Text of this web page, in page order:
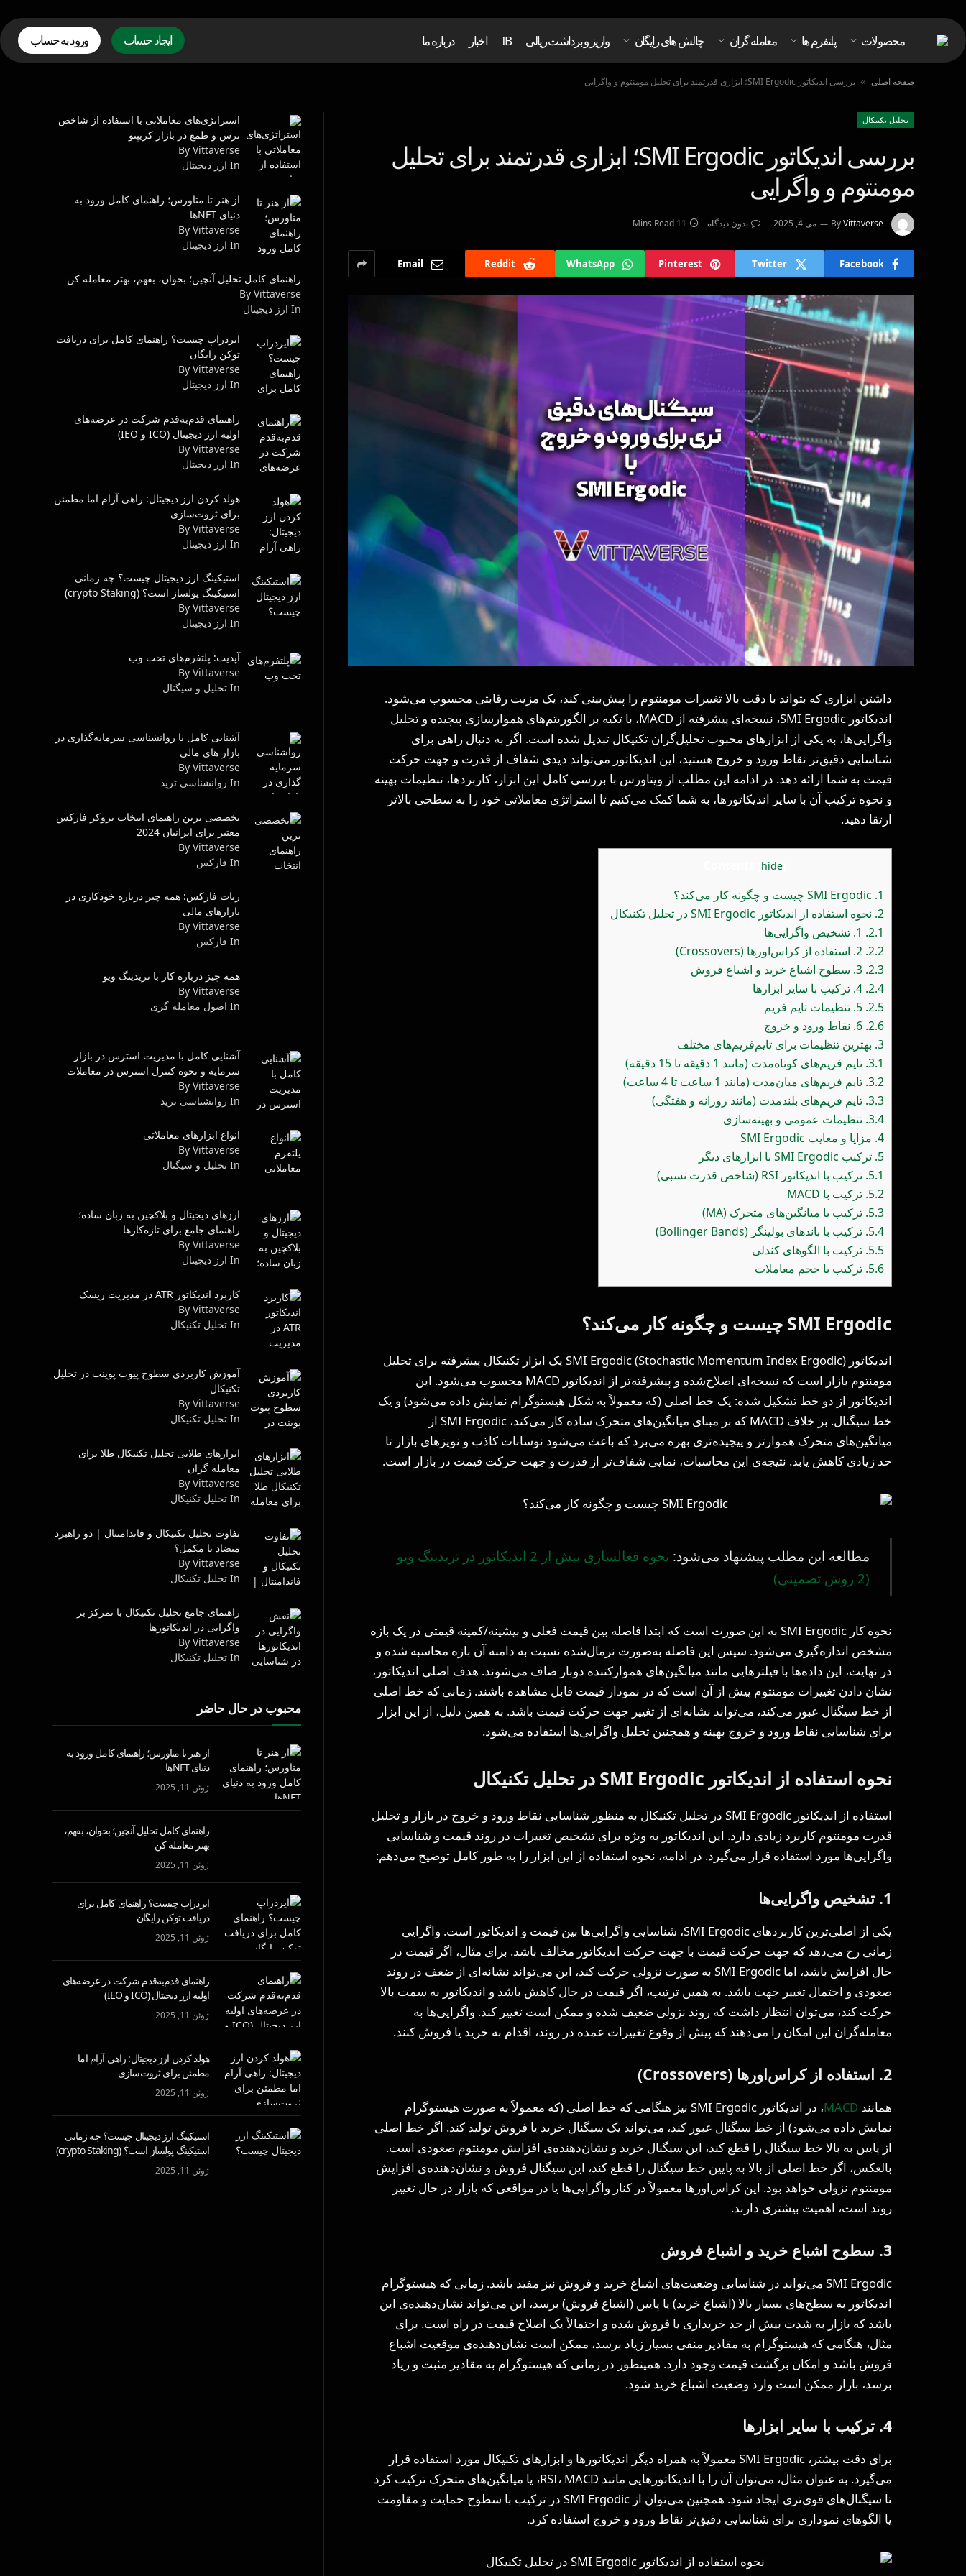
محصولات پلتفرم ها معامله گران چالش های رایگان واریز و برداشت ریالی IB اخبار درباره ما ایجاد حساب ورود به حساب
صفحه اصلی » بررسی اندیکاتور SMI Ergodic؛ ابزاری قدرتمند برای تحلیل مومنتوم و واگرایی
تحليل تكنيكال
بررسی اندیکاتور SMI Ergodic؛ ابزاری قدرتمند برای تحلیل
مومنتوم و واگرایی
ByVittaverse می 4, 2025 بدون دیدگاه 11 Mins Read
Facebook
Twitter
Pinterest
WhatsApp
Reddit
Email
داشتن ابزاری که بتواند با دقت بالا تغییرات مومنتوم را پیش‌بینی کند، یک مزیت رقابتی محسوب می‌شود.
اندیکاتور SMI Ergodic، نسخه‌ای پیشرفته از MACD، با تکیه بر الگوریتم‌های هموارسازی پیچیده و تحلیل
واگرایی‌ها، به یکی از ابزارهای محبوب تحلیل‌گران تکنیکال تبدیل شده است. اگر به دنبال راهی برای
شناسایی دقیق‌تر نقاط ورود و خروج هستید، این اندیکاتور می‌تواند دیدی شفاف از قدرت و جهت حرکت
قیمت به شما ارائه دهد. در ادامه این مطلب از ویتاورس با بررسی کامل این ابزار، کاربردها، تنظیمات بهینه
و نحوه ترکیب آن با سایر اندیکاتورها، به شما کمک می‌کنیم تا استراتژی معاملاتی خود را به سطحی بالاتر
ارتقا دهید.
hide
1.
2. نحوه استفاده از اندیکاتور SMI Ergodic در تحلیل تکنیکال
2.1.
2.2.
2.3.
2.4.
2.5.
2.6.
3. بهترین تنظیمات برای تایم‌فریم‌های مختلف
3.1. تایم فریم‌های کوتاه‌مدت (مانند 1 دقیقه تا 15 دقیقه)
3.2. تایم فریم‌های میان‌مدت (مانند 1 ساعت تا 4 ساعت)
3.3. تایم فریم‌های بلندمدت (مانند روزانه و هفتگی)
3.4. تنظیمات عمومی و بهینه‌سازی
4. مزایا و معایب SMI Ergodic
5. ترکیب SMI Ergodic با ابزارهای دیگر
5.1. ترکیب با اندیکاتور RSI (شاخص قدرت نسبی)
5.2. ترکیب با MACD
5.3. ترکیب با میانگین‌های متحرک (MA)
5.4. ترکیب با باندهای بولینگر (Bollinger Bands)
5.5. ترکیب با الگوهای کندلی
5.6. ترکیب با حجم معاملات
SMI Ergodic چیست و چگونه کار می‌کند؟
اندیکاتور SMI Ergodic (Stochastic Momentum Index Ergodic) یک ابزار تکنیکال پیشرفته برای تحلیل
مومنتوم بازار است که نسخه‌ای اصلاح‌شده و پیشرفته‌تر از اندیکاتور MACD محسوب می‌شود. این
اندیکاتور از دو خط تشکیل شده: یک خط اصلی (که معمولاً به شکل هیستوگرام نمایش داده می‌شود) و یک
خط سیگنال. بر خلاف MACD که بر مبنای میانگین‌های متحرک ساده کار می‌کند، SMI Ergodic از
میانگین‌های متحرک هموارتر و پیچیده‌تری بهره می‌برد که باعث می‌شود نوسانات کاذب و نویزهای بازار تا
حد زیادی کاهش یابد. نتیجه‌ی این محاسبات، نمایی شفاف‌تر از قدرت و جهت حرکت قیمت در بازار است.
مطالعه این مطلب پیشنهاد می‌شود:
نحوه فعالسازی بیش از 2 اندیکاتور در تریدینگ ویو
(2 روش تضمینی)
نحوه کار SMI Ergodic به این صورت است که ابتدا فاصله بین قیمت فعلی و بیشینه/کمینه قیمتی در یک بازه
مشخص اندازه‌گیری می‌شود. سپس این فاصله به‌صورت نرمال‌شده نسبت به دامنه آن بازه محاسبه شده و
در نهایت، این داده‌ها با فیلترهایی مانند میانگین‌های هموارکننده دوبار صاف می‌شوند. هدف اصلی اندیکاتور،
نشان دادن تغییرات مومنتوم پیش از آن است که در نمودار قیمت قابل مشاهده باشند. زمانی که خط اصلی
از خط سیگنال عبور می‌کند، می‌تواند نشانه‌ای از تغییر جهت حرکت قیمت باشد. به همین دلیل، از این ابزار
برای شناسایی نقاط ورود و خروج بهینه و همچنین تحلیل واگرایی‌ها استفاده می‌شود.
نحوه استفاده از اندیکاتور SMI Ergodic در تحلیل تکنیکال
استفاده از اندیکاتور SMI Ergodic در تحلیل تکنیکال به منظور شناسایی نقاط ورود و خروج در بازار و تحلیل
قدرت مومنتوم کاربرد زیادی دارد. این اندیکاتور به ویژه برای تشخیص تغییرات در روند قیمت و شناسایی
واگرایی‌ها مورد استفاده قرار می‌گیرد. در ادامه، نحوه استفاده از این ابزار را به طور کامل توضیح می‌دهم:
1. تشخیص واگرایی‌ها
یکی از اصلی‌ترین کاربردهای SMI Ergodic، شناسایی واگرایی‌ها بین قیمت و اندیکاتور است. واگرایی
زمانی رخ می‌دهد که جهت حرکت قیمت با جهت حرکت اندیکاتور مخالف باشد. برای مثال، اگر قیمت در
حال افزایش باشد، اما SMI Ergodic به صورت نزولی حرکت کند، این می‌تواند نشانه‌ای از ضعف در روند
صعودی و احتمال تغییر جهت باشد. به همین ترتیب، اگر قیمت در حال کاهش باشد و اندیکاتور به سمت بالا
حرکت کند، می‌توان انتظار داشت که روند نزولی ضعیف شده و ممکن است تغییر کند. واگرایی‌ها به
معامله‌گران این امکان را می‌دهند که پیش از وقوع تغییرات عمده در روند، اقدام به خرید یا فروش کنند.
2. استفاده از کراس‌اورها ( Crossovers
)
همانند MACD
، در اندیکاتور SMI Ergodic نیز هنگامی که خط اصلی (که معمولاً به صورت هیستوگرام
نمایش داده می‌شود) از خط سیگنال عبور کند، می‌تواند یک سیگنال خرید یا فروش تولید کند. اگر خط اصلی
از پایین به بالا خط سیگنال را قطع کند، این سیگنال خرید و نشان‌دهنده‌ی افزایش مومنتوم صعودی است.
بالعکس، اگر خط اصلی از بالا به پایین خط سیگنال را قطع کند، این سیگنال فروش و نشان‌دهنده‌ی افزایش
مومنتوم نزولی خواهد بود. این کراس‌اورها معمولاً در کنار واگرایی‌ها یا در مواقعی که بازار در حال تغییر
روند است، اهمیت بیشتری دارند.
3. سطوح اشباع خرید و اشباع فروش
SMI Ergodic می‌تواند در شناسایی وضعیت‌های اشباع خرید و فروش نیز مفید باشد. زمانی که هیستوگرام
اندیکاتور به سطح‌های بسیار بالا (اشباع خرید) یا پایین (اشباع فروش) برسد، این می‌تواند نشان‌دهنده‌ی این
باشد که بازار به شدت بیش از حد خریداری یا فروش شده و احتمالاً یک اصلاح قیمت در راه است. برای
مثال، هنگامی که هیستوگرام به مقادیر منفی بسیار زیاد برسد، ممکن است نشان‌دهنده‌ی موقعیت اشباع
فروش باشد و امکان برگشت قیمت وجود دارد. همینطور در زمانی که هیستوگرام به مقادیر مثبت و زیاد
برسد، بازار ممکن است وارد وضعیت اشباع خرید شود.
4. ترکیب با سایر ابزارها
برای دقت بیشتر، SMI Ergodic معمولاً به همراه دیگر اندیکاتورها و ابزارهای تکنیکال مورد استفاده قرار
می‌گیرد. به عنوان مثال، می‌توان آن را با اندیکاتورهایی مانند RSI، MACD، یا میانگین‌های متحرک ترکیب کرد
تا سیگنال‌های قوی‌تری ایجاد شود. همچنین می‌توان از SMI Ergodic در ترکیب با سطوح حمایت و مقاومت
یا الگوهای نموداری برای شناسایی دقیق‌تر نقاط ورود و خروج استفاده کرد.
استراتژی‌های معاملاتی با استفاده از شاخص
ترس و طمع در بازار کریپتو
By Vittaverse
In ارز دیجیتال
از هنر تا متاورس؛ راهنمای کامل ورود به
دنیای NFTها
By Vittaverse
In ارز دیجیتال
راهنمای کامل تحلیل آنچین؛ بخوان، بفهم، بهتر معامله کن
By Vittaverse
In ارز دیجیتال
ایردراپ چیست؟ راهنمای کامل برای دریافت
توکن رایگان
By Vittaverse
In ارز دیجیتال
راهنمای قدم‌به‌قدم شرکت در عرضه‌های
اولیه ارز دیجیتال (ICO و IEO)
By Vittaverse
In ارز دیجیتال
هولد کردن ارز دیجیتال: راهی آرام اما مطمئن
برای ثروت‌سازی
By Vittaverse
In ارز دیجیتال
استیکینگ ارز دیجیتال چیست؟ چه زمانی
استیکینگ پولساز است؟ (crypto Staking)
By Vittaverse
In ارز دیجیتال
آپدیت: پلتفرم‌های تحت وب
By Vittaverse
In تحلیل و سیگنال
آشنایی کامل با روانشناسی سرمایه‌گذاری در
بازار های مالی
By Vittaverse
In روانشناسى ترید
تخصصی ترین راهنمای انتخاب بروکر فارکس
معتبر برای ایرانیان 2024
By Vittaverse
In فاركس
ربات فارکس: همه چیز درباره خودکاری در
بازارهای مالی
By Vittaverse
In فاركس
همه چیز درباره کار با تریدینگ ویو
By Vittaverse
In اصول معامله گرى
آشنایی کامل با مدیریت استرس در بازار
سرمایه و نحوه کنترل استرس در معاملات
By Vittaverse
In روانشناسى ترید
انواع ابزارهای معاملاتی
By Vittaverse
In تحلیل و سیگنال
ارزهای دیجیتال و بلاکچین به زبان ساده؛
راهنمای جامع برای تازه‌کارها
By Vittaverse
In ارز دیجیتال
کاربرد اندیکاتور ATR در مدیریت ریسک
By Vittaverse
In تحليل تكنيكال
آموزش کاربردی سطوح پیوت پوینت در تحلیل
تکنیکال
By Vittaverse
In تحليل تكنيكال
ابزارهای طلایی تحلیل تکنیکال طلا برای
معامله گران
By Vittaverse
In تحليل تكنيكال
تفاوت تحلیل تکنیکال و فاندامنتال | دو راهبرد
متضاد یا مکمل؟
By Vittaverse
In تحليل تكنيكال
راهنمای جامع تحلیل تکنیکال با تمرکز بر
واگرایی در اندیکاتورها
By Vittaverse
In تحليل تكنيكال
محبوب در حال حاضر
از هنر تا متاورس؛ راهنمای کامل ورود به
دنیای NFTها
ژوئن 11, 2025
راهنمای کامل تحلیل آنچین؛ بخوان، بفهم،
بهتر معامله کن
ژوئن 11, 2025
ایردراپ چیست؟ راهنمای کامل برای
دریافت توکن رایگان
ژوئن 11, 2025
راهنمای قدم‌به‌قدم شرکت در عرضه‌های
اولیه ارز دیجیتال (ICO و IEO)
ژوئن 11, 2025
هولد کردن ارز دیجیتال: راهی آرام اما
مطمئن برای ثروت‌سازی
ژوئن 11, 2025
استیکینگ ارز دیجیتال چیست؟ چه زمانی
استیکینگ پولساز است؟ (crypto Staking)
ژوئن 11, 2025